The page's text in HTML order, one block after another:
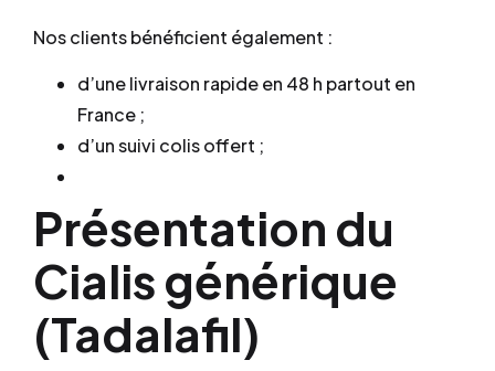
Nos clients bénéficient également :
d’une livraison rapide en 48 h partout en
France ;
d’un suivi colis offert ;
Présentation du
Cialis générique
(Tadalafil)